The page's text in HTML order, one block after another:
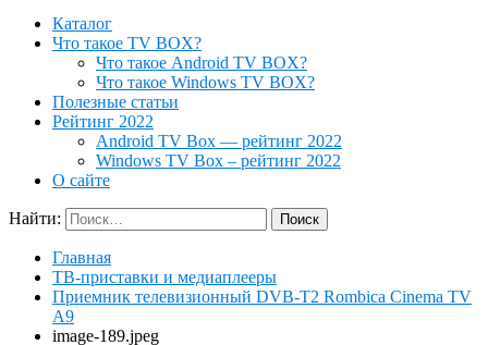
Каталог
Что такое TV BOX?
Что такое Android TV BOX?
Что такое Windows TV BOX?
Полезные статьи
Рейтинг 2022
Android TV Box — рейтинг 2022
Windows TV Box – рейтинг 2022
О сайте
Найти:
Главная
ТВ-приставки и медиаплееры
Приемник телевизионный DVB-T2 Rombica Cinema TV
A9
image-189.jpeg